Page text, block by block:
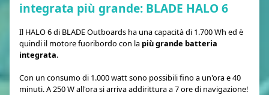
integrata più grande: BLADE HALO 6
Il HALO 6 di BLADE Outboards ha una capacità di 1.700 Wh ed è
quindi il motore fuoribordo con la più grande batteria
integrata.
Con un consumo di 1.000 watt sono possibili fino a un'ora e 40
minuti. A 250 W all'ora si arriva addirittura a 7 ore di navigazione!